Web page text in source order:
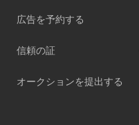
広告を予約する
信頼の証
オークションを提出する